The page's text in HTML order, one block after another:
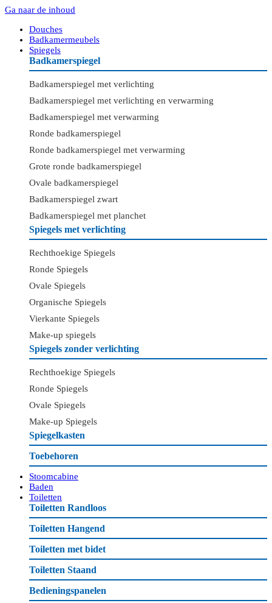
Ga naar de inhoud
Douches
Badkamermeubels
Spiegels
Badkamerspiegel
Badkamerspiegel met verlichting
Badkamerspiegel met verlichting en verwarming
Badkamerspiegel met verwarming
Ronde badkamerspiegel
Ronde badkamerspiegel met verwarming
Grote ronde badkamerspiegel
Ovale badkamerspiegel
Badkamerspiegel zwart
Badkamerspiegel met planchet
Spiegels met verlichting
Rechthoekige Spiegels
Ronde Spiegels
Ovale Spiegels
Organische Spiegels
Vierkante Spiegels
Make-up spiegels
Spiegels zonder verlichting
Rechthoekige Spiegels
Ronde Spiegels
Ovale Spiegels
Make-up Spiegels
Spiegelkasten
Toebehoren
Stoomcabine
Baden
Toiletten
Toiletten Randloos
Toiletten Hangend
Toiletten met bidet
Toiletten Staand
Bedieningspanelen